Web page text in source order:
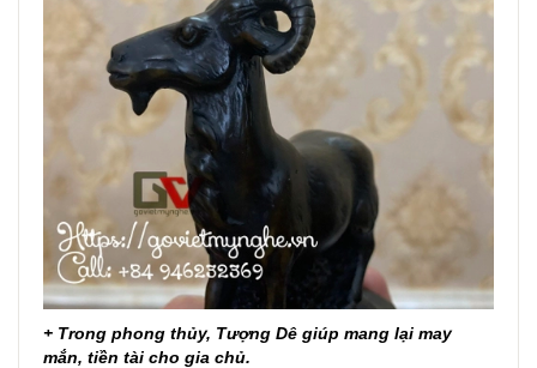
+ Trong phong thủy, Tượng Dê giúp mang lại may
mắn, tiền tài cho gia chủ.